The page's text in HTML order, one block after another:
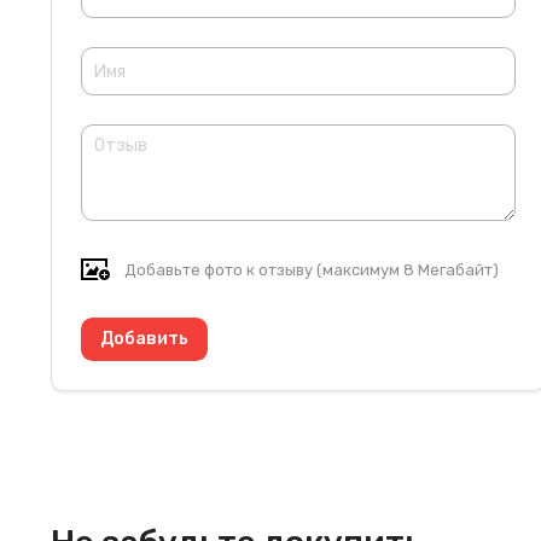
Добавьте фото к отзыву (максимум 8 Мегабайт)